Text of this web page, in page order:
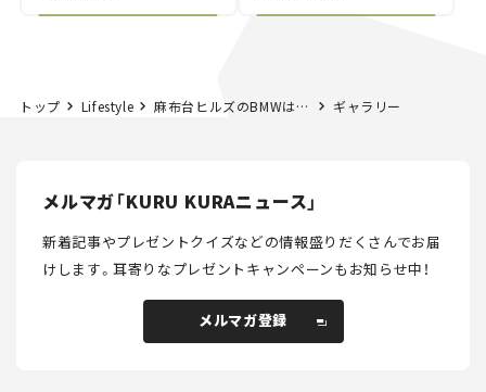
トップ Lifestyle 麻布台ヒルズのBMWは、クルマと食が楽しめる“ちょっと大人な”オシャレスポット【港区エリア｜FREUDE by BMW編】──連載｜CCGとクルマでどうする？＜第8回＞ ギャラリー
メルマガ「KURU KURAニュース」
新着記事やプレゼントクイズなどの情報盛りだくさんでお届
けします。耳寄りなプレゼントキャンペーンもお知らせ中！
メルマガ登録